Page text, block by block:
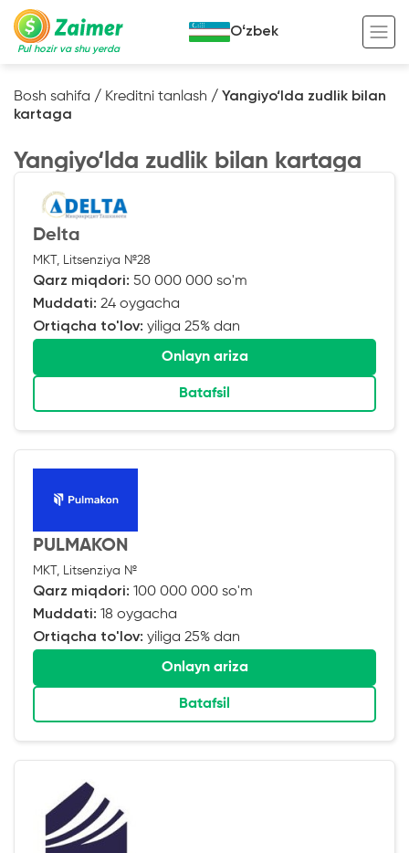
Pul hozir va shu yerda
Garov evaziga kredit
Avto garov evaziga kredit
Ko’chmas mulk garov evaziga kredit
Maxsus texnika garov evaziga kredit
Kredit onlayn
Tadbirkorlar uchun onlayn kredit
O‘zini o‘zi band qilganlar uchun onlayn
Foydali
Kreditingizning hayotiy tsikli
Kalkulyator
Oʻzbek
Bosh sahifa / Kreditni tanlash / Yangiyo‘lda zudlik bilan
kartaga
Yangiyo‘lda zudlik bilan kartaga
Delta
MKT, Litsenziya №28
Qarz miqdori: 50 000 000 so'm
Muddati: 24 oygacha
Ortiqcha to'lov: yiliga 25% dan
Onlayn ariza
Batafsil
PULMAKON
MKT, Litsenziya №
Qarz miqdori: 100 000 000 so'm
Muddati: 18 oygacha
Ortiqcha to'lov: yiliga 25% dan
Onlayn ariza
Batafsil